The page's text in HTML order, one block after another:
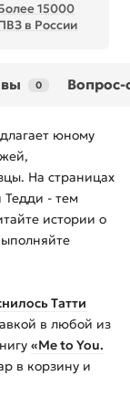
15000
в России
0 Вопрос-
юному
На страницах
Тедди - тем
истории о
Татти
в любой из
«Me to You.
в корзину и